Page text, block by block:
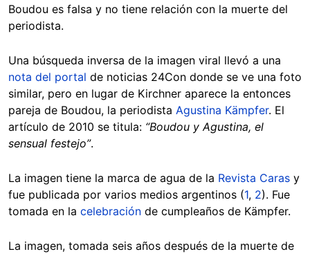
Boudou es falsa y no tiene relación con la muerte del
periodista.
Una búsqueda inversa de la imagen viral llevó a una
nota del portal de noticias 24Con donde se ve una foto
similar, pero en lugar de Kirchner aparece la entonces
pareja de Boudou, la periodista Agustina Kämpfer. El
artículo de 2010 se titula: “Boudou y Agustina, el
sensual festejo”.
La imagen tiene la marca de agua de la Revista Caras y
fue publicada por varios medios argentinos (1, 2). Fue
tomada en la celebración de cumpleaños de Kämpfer.
La imagen, tomada seis años después de la muerte de